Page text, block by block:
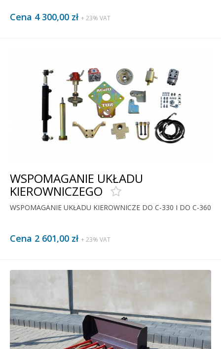
Cena 4 300,00 zł + 23% VAT
WSPOMAGANIE UKŁADU
KIEROWNICZEGO
WSPOMAGANIE UKŁADU KIEROWNICZE DO C-330 I DO C-360
Cena 2 601,00 zł + 23% VAT